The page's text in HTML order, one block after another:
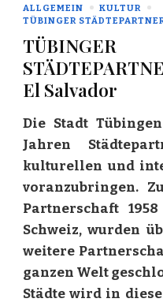
ALLGEMEIN
KULTUR
TÜBINGER
TÜBINGER
El Salvador
Die Stadt
Jahren
kulturellen und
voranzubringen.
Partnerschaft
Schweiz, wurden
weitere
ganzen Welt
Städte wird in